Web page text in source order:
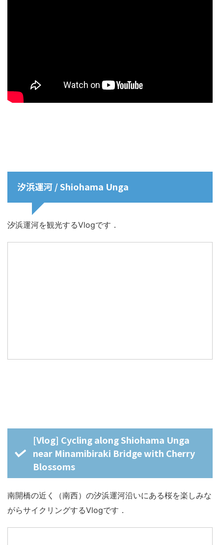
汐浜運河 / Shiohama Unga
汐浜運河を観光するVlogです．
[Vlog] Cycling along Shiohama Unga
near Minamibiraki Bridge with Cherry
Blossoms
南開橋の近く（南西）の汐浜運河沿いにある桜を楽しみな
がらサイクリングするVlogです．